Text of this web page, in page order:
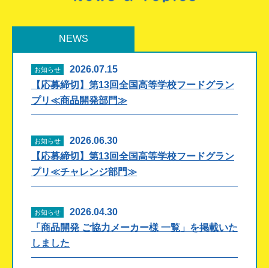
NEWS
お知らせ
2026.07.15
【応募締切】第13回全国高等学校フードグラン
プリ≪商品開発部門≫
お知らせ
2026.06.30
【応募締切】第13回全国高等学校フードグラン
プリ≪チャレンジ部門≫
お知らせ
2026.04.30
「商品開発 ご協力メーカー様 一覧」を掲載いた
しました